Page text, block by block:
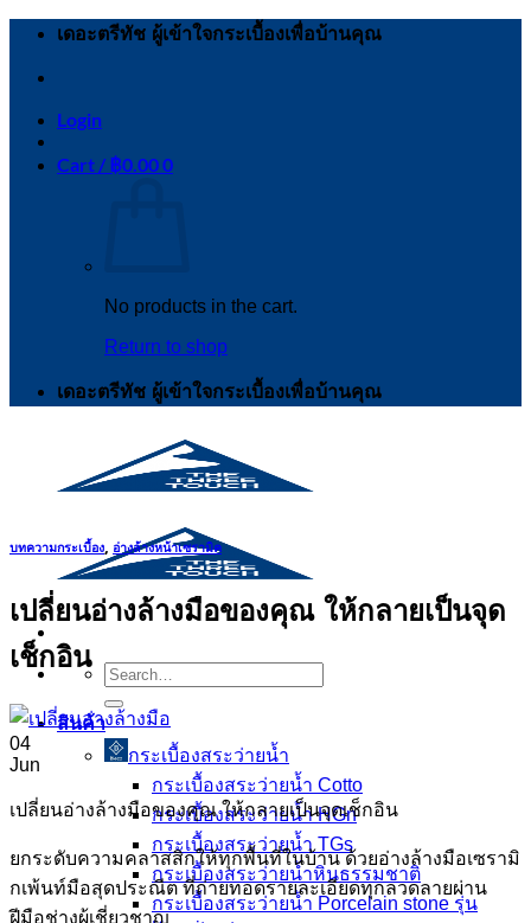
Skip
เดอะตรีทัช ผู้เข้าใจกระเบื้องเพื่อบ้านคุณ
Login
Cart / ฿0.000
No products in the cart.
Return to shop
เดอะตรีทัช ผู้เข้าใจกระเบื้องเพื่อบ้านคุณ
Search
for:
สินค้า
กระเบื้องสระว่ายนํ้า
กระเบื้องสระว่ายน้ำ Cotto
กระเบื้องสระว่ายน้ำ HGn
กระเบื้องสระว่ายน้ำ TGs
กระเบื้องสระว่ายน้ำหินธรรมชาติ
กระเบื้องสระว่ายนํ้า Porcelain stone รุ่น
บทความกระเบื้อง, อ่างล้างหน้าเซรามิค
เปลี่ยนอ่างล้างมือของคุณ ให้กลายเป็นจุด
เช็กอิน
04
Jun
เปลี่ยนอ่างล้างมือของคุณ ให้กลายเป็นจุดเช็กอิน
ยกระดับความคลาสสิกให้ทุกพื้นที่ในบ้าน ด้วยอ่างล้างมือเซรามิ
กเพ้นท์มือสุดประณีต ที่ถ่ายทอดรายละเอียดทุกลวดลายผ่าน
ฝีมือช่างผู้เชี่ยวชาญ